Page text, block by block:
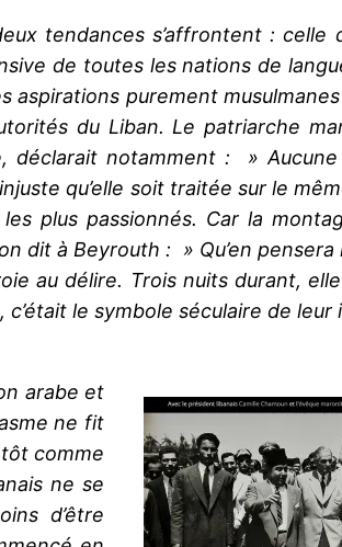
tendances s’affrontent : celle
de toutes les nations de
aspirations purement
du Liban. Le patriarche
déclarait notamment : »
qu’elle soit traitée sur le
plus passionnés. Car la
dit à Beyrouth : » Qu’en pensera
au délire. Trois nuits durant,
le symbole séculaire de leur
arabe et
ne fit
comme
ne se
d’être